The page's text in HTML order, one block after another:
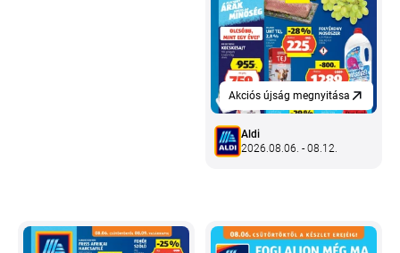
Akciós újság megnyitása
Aldi
2026.08.06. - 08.12.